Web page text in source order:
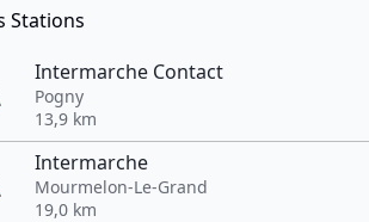
Stations
Intermarche Contact
Pogny
13,9 km
Intermarche
Mourmelon-Le-Grand
19,0 km